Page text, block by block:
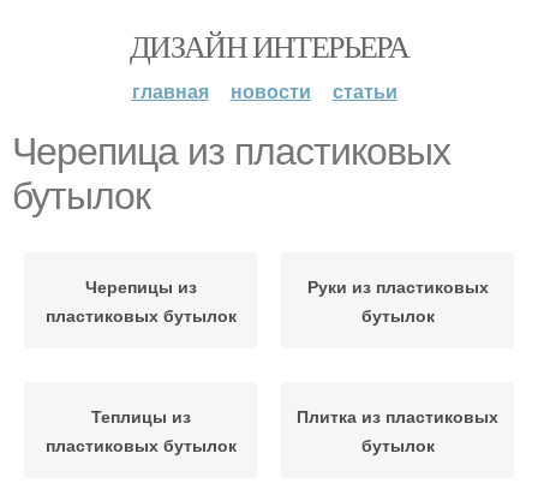
ДИЗАЙН ИНТЕРЬЕРА
главная новости статьи
Черепица из пластиковых
бутылок
Черепицы из
пластиковых бутылок
Руки из пластиковых
бутылок
Теплицы из
пластиковых бутылок
Плитка из пластиковых
бутылок